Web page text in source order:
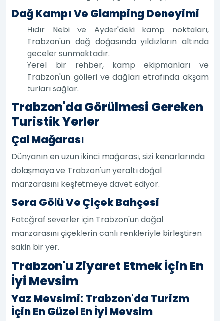
Dağ Kampı Ve Glamping Deneyimi
Hıdır Nebi ve Ayder'deki kamp noktaları,
Trabzon'un dağ doğasında yıldızların altında
geceler sunmaktadır.
Yerel bir rehber, kamp ekipmanları ve
Trabzon'un gölleri ve dağları etrafında akşam
turları sağlar.
Trabzon'da Görülmesi Gereken
Turistik Yerler
Çal Mağarası
Dünyanın en uzun ikinci mağarası, sizi kenarlarında
dolaşmaya ve Trabzon'un yeraltı doğal
manzarasını keşfetmeye davet ediyor.
Sera Gölü Ve Çiçek Bahçesi
Fotoğraf severler için Trabzon'un doğal
manzarasını çiçeklerin canlı renkleriyle birleştiren
sakin bir yer.
Trabzon'u Ziyaret Etmek İçin En
İyi Mevsim
Yaz Mevsimi: Trabzon'da Turizm
İçin En Güzel En İyi Mevsim